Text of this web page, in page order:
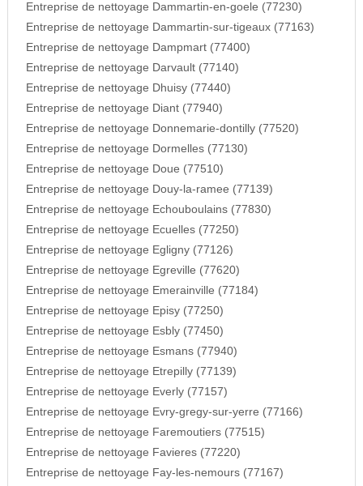
Entreprise de nettoyage Dammartin-en-goele (77230)
Entreprise de nettoyage Dammartin-sur-tigeaux (77163)
Entreprise de nettoyage Dampmart (77400)
Entreprise de nettoyage Darvault (77140)
Entreprise de nettoyage Dhuisy (77440)
Entreprise de nettoyage Diant (77940)
Entreprise de nettoyage Donnemarie-dontilly (77520)
Entreprise de nettoyage Dormelles (77130)
Entreprise de nettoyage Doue (77510)
Entreprise de nettoyage Douy-la-ramee (77139)
Entreprise de nettoyage Echouboulains (77830)
Entreprise de nettoyage Ecuelles (77250)
Entreprise de nettoyage Egligny (77126)
Entreprise de nettoyage Egreville (77620)
Entreprise de nettoyage Emerainville (77184)
Entreprise de nettoyage Episy (77250)
Entreprise de nettoyage Esbly (77450)
Entreprise de nettoyage Esmans (77940)
Entreprise de nettoyage Etrepilly (77139)
Entreprise de nettoyage Everly (77157)
Entreprise de nettoyage Evry-gregy-sur-yerre (77166)
Entreprise de nettoyage Faremoutiers (77515)
Entreprise de nettoyage Favieres (77220)
Entreprise de nettoyage Fay-les-nemours (77167)